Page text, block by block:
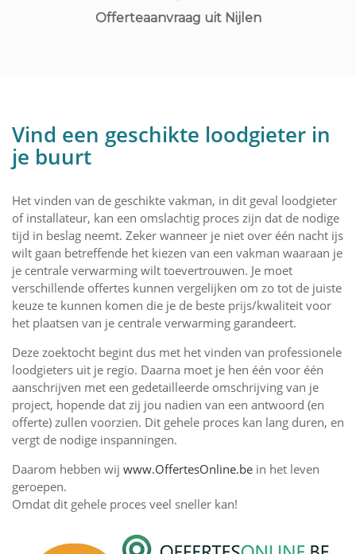
Offerteaanvraag uit Nijlen
Vind een geschikte loodgieter in
je buurt
Het vinden van de geschikte vakman, in dit geval loodgieter
of installateur, kan een omslachtig proces zijn dat de nodige
tijd in beslag neemt. Zeker wanneer je niet over één nacht ijs
wilt gaan betreffende het kiezen van een vakman waaraan je
je centrale verwarming wilt toevertrouwen. Je moet
verschillende offertes kunnen vergelijken om zo tot de juiste
keuze te kunnen komen die je de beste prijs/kwaliteit voor
het plaatsen van je centrale verwarming garandeert.
Deze zoektocht begint dus met het vinden van professionele
loodgieters uit je regio. Daarna moet je hen één voor één
aanschrijven met een gedetailleerde omschrijving van je
project, hopende dat zij jou nadien van een antwoord (en
offerte) zullen voorzien. Dit gehele proces kan lang duren, en
vergt de nodige inspanningen.
Daarom hebben wij www.OffertesOnline.be in het leven
geroepen.
Omdat dit gehele proces veel sneller kan!